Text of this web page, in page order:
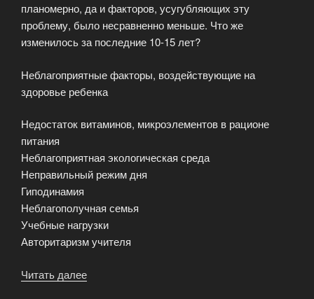
планомерно, да и факторов, усугубляющих эту
проблему, было несравненно меньше. Что же
изменилось за последние 10-15 лет?
Неблагоприятные факторы, воздействующие на
здоровье ребенка
Недостаток витаминов, микроэлементов в рационе
питания
Неблагоприятная экологическая среда
Неправильный режим дня
Гиподинамия
Неблагополучная семья
Учебные нагрузки
Авторитаризм учителя
Читать далее